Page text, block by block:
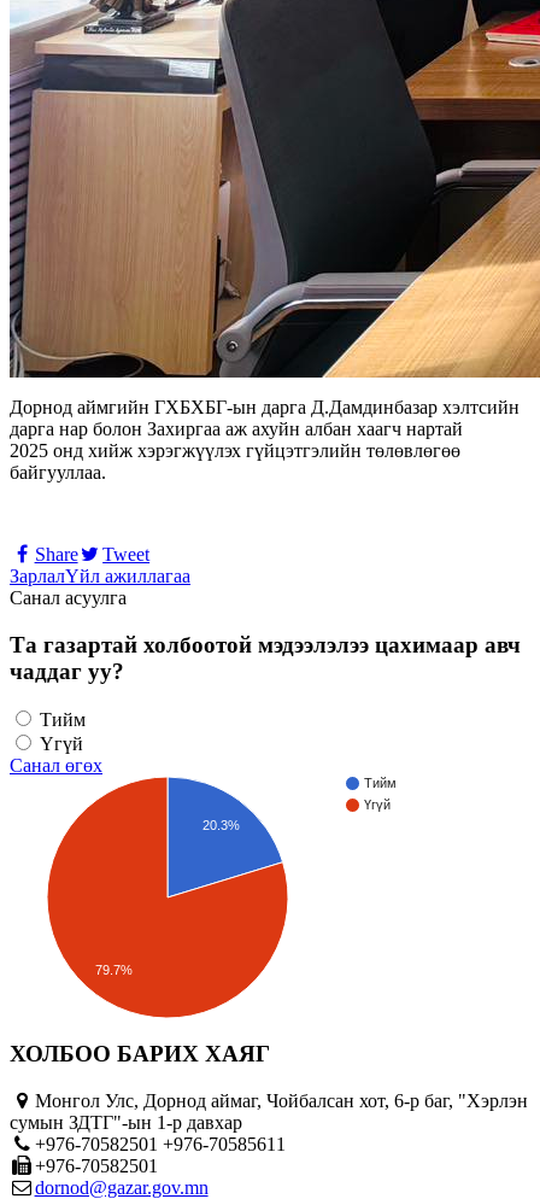
Дорнод аймгийн ГХБХБГ-ын дарга Д.Дамдинбазар хэлтсийн
дарга нар болон Захиргаа аж ахуйн албан хаагч нартай
2025 онд хийж хэрэгжүүлэх гүйцэтгэлийн төлөвлөгөө
байгууллаа.
Share
Tweet
ЗарлалҮйл ажиллагаа
Санал асуулга
Та газартай холбоотой мэдээлэлээ цахимаар авч
чаддаг уу?
Тийм
Үгүй
Санал өгөх
Тийм
Үгүй
20.3%
79.7%
ХОЛБОО БАРИХ ХАЯГ
Монгол Улс, Дорнод аймаг, Чойбалсан хот, 6-р баг, "Хэрлэн
сумын ЗДТГ"-ын 1-р давхар
+976-70582501 +976-70585611
+976-70582501
dornod@gazar.gov.mn